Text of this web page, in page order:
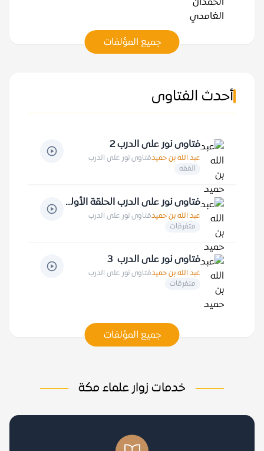
جميع المؤلفات
أحدث الفتاوى
فتاوى نور على الدرب 2
عبد الله بن حميدفتاوى نور على الدرب
الفقه
فتاوى نور على الدرب الحلقة الأولى
عبد الله بن حميدفتاوى نور على الدرب
متفرقات
فتاوى نور على الدرب 3
عبد الله بن حميدفتاوى نور على الدرب
متفرقات
جميع المؤلفات
خدمات زوار علماء مكة